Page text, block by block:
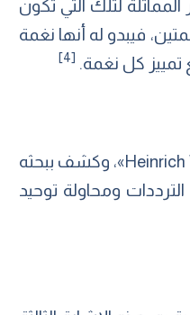
لتلك التي تكون
فيبدو له أنها نغمة
كل نغمة. [4]
تم اكتشاف المخدرات الرقمية في عام 1839 عن طريق الفيزيائي «هاينريش فيلهيلم دوف-Heinrich Wilhelm Dove»، وكشف ببحثه
ومحاولة توحيد